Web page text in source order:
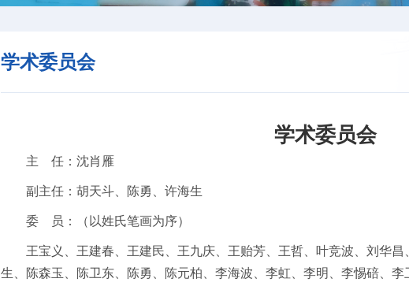
学术委员会
学术委员会
主 任：沈肖雁
副主任：胡天斗、陈勇、许海生
委 员：（以姓氏笔画为序）
王宝义、王建春、王建民、王九庆、王贻芳、王哲、叶竞波、刘华
生、陈森玉、陈卫东、陈勇、陈元柏、李海波、李虹、李明、李惕碚、